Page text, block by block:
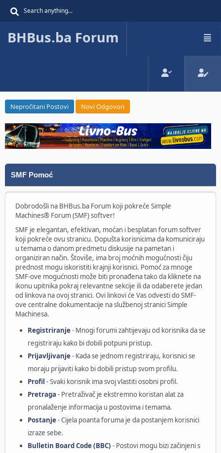
BHBus.ba Forum
Nepročitani Postovi Novi Odgovori
SMF Pomoć
Dobrodošli na BHBus.ba Forum koji pokreće Simple
Machines® Forum (SMF) softver!
SMF je elegantan, efektivan, moćan i besplatan forum softver
koji pokreće ovu stranicu. Dopušta korisnicima da komuniciraju
u temama o danom predmetu diskusije na pametan i
organiziran način. Štoviše, ima broj moćnih mogućnosti čiju
prednost mogu iskoristiti krajnji korisnici. Pomoć za mnoge
SMF-ove mogućnosti može biti pronađena tako da kliknete na
ikonu upitnika pokraj relevantne sekcije ili da odaberete jedan
od linkova na ovoj stranici. Ovi linkovi će Vas odvesti do SMF-
ove centralne dokumentacije na službenoj stranici Simple
Machinesa.
Registriranje- Mnogi forumi zahtijevaju od korisnika da se
registriraju kako bi dobili potpuni pristup.
Prijavljivanje- Kada se jednom registriraju, korisnici se
moraju prijaviti kako bi dobili pristup svom profilu.
Profil - Svaki korisnik ima svoj vlastiti osobni profil.
Pretraga - Pretraživač je ekstremno koristan alat za
pronalaženje informacija u postovima i temama.
Postanje- Cijela poanta foruma je da postanjem korisnici
izraze sebe.
Bulletin Board Code (BBC) - Postovi mogu bizi začinjeni s